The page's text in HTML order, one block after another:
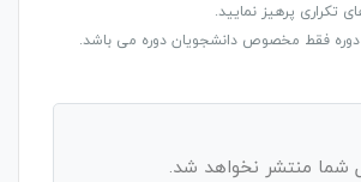
تکراری پرهیز نمایید.
دوره فقط مخصوص دانشجویان دوره می باشد.
شما منتشر نخواهد شد.